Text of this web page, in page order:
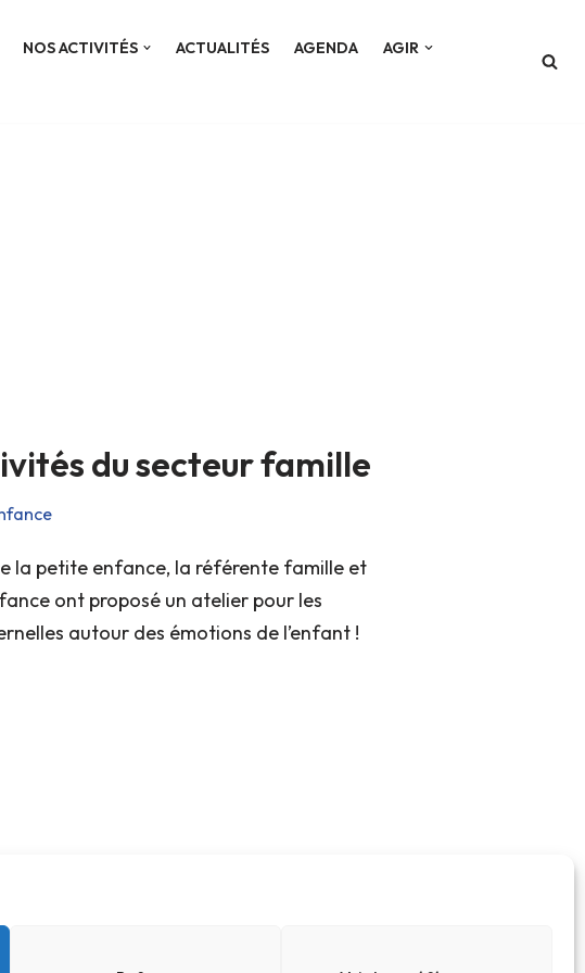
NOS ACTIVITÉS ACTUALITÉS AGENDA
AGIR
du secteur famille
la petite enfance, la référente famille et
ont proposé un atelier pour les
autour des émotions de l’enfant !